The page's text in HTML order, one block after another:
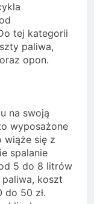
tej kategorii
paliwa,
opon.
na swoją
wyposażone
wiąże się z
spalanie
5 do 8 litrów
paliwa, koszt
do 50 zł.